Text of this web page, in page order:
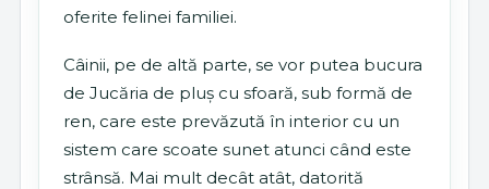
oferite felinei familiei.
Câinii, pe de altă parte, se vor putea bucura
de Jucăria de pluș cu sfoară, sub formă de
ren, care este prevăzută în interior cu un
sistem care scoate sunet atunci când este
strânsă. Mai mult decât atât, datorită